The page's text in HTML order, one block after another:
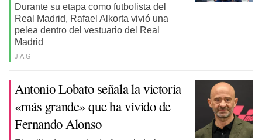
Durante su etapa como futbolista del
Real Madrid, Rafael Alkorta vivió una
pelea dentro del vestuario del Real
Madrid
J.A.G
Antonio Lobato señala la victoria
«más grande» que ha vivido de
Fernando Alonso